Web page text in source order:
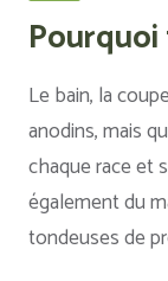
Le bain, la
anodins, mais
chaque race et
également du
tondeuses de